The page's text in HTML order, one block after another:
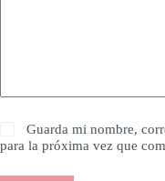
Guarda mi nombre,
para la próxima vez que